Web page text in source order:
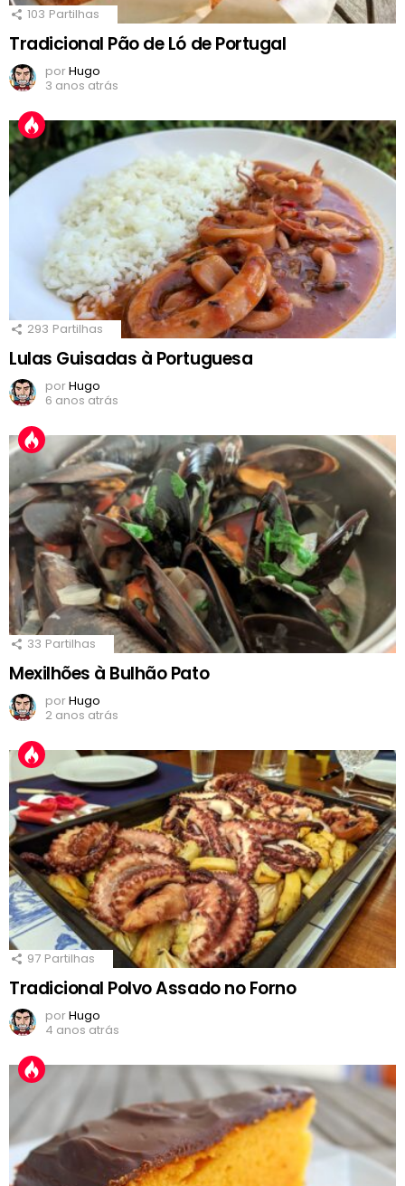
103 Partilhas
Tradicional Pão de Ló de Portugal
porHugo
3 anos atrás
293 Partilhas
Lulas Guisadas à Portuguesa
porHugo
6 anos atrás
33 Partilhas
Mexilhões à Bulhão Pato
porHugo
2 anos atrás
97 Partilhas
Tradicional Polvo Assado no Forno
porHugo
4 anos atrás